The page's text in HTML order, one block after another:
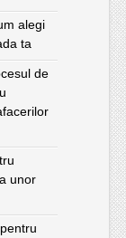
alegi
ta
de
unor